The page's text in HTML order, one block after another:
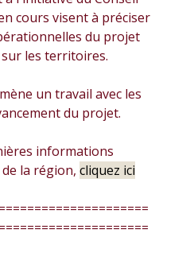
cours visent à préciser
du projet
les territoires.
un travail avec les
du projet.
informations
la région, cliquez ici